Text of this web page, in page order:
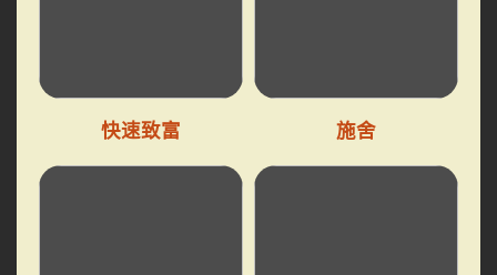
快速致富 施舍